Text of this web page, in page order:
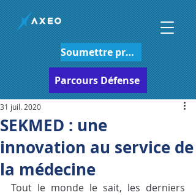
Soumettre projet
Parcours Défense
SEKMED : une
innovation au service de
la médecine
31 juil. 2020
Tout le monde le sait, les derniers